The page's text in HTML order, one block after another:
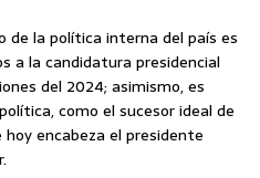
de la política interna del país es
a la candidatura presidencial
del 2024; asimismo, es
como el sucesor ideal de
encabeza el presidente